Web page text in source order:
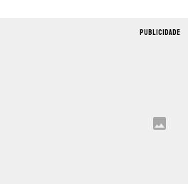
PUBLICIDADE